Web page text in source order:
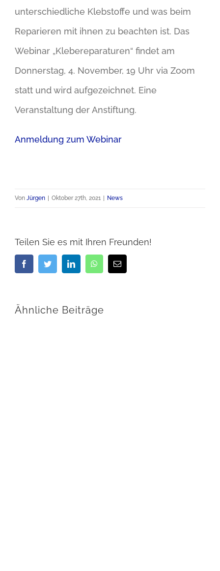
unterschiedliche Klebstoffe und was beim
Reparieren mit ihnen zu beachten ist. Das
Webinar „Klebereparaturen“ findet am
Donnerstag, 4. November, 19 Uhr via Zoom
statt und wird aufgezeichnet. Eine
Veranstaltung der Anstiftung.
Anmeldung zum Webinar
Von Jürgen Oktober 27th, 2021 News
Teilen Sie es mit Ihren Freunden!
FacebookTwitterLinkedIn WhatsApp
E-
Mail
Ähnliche Beiträge